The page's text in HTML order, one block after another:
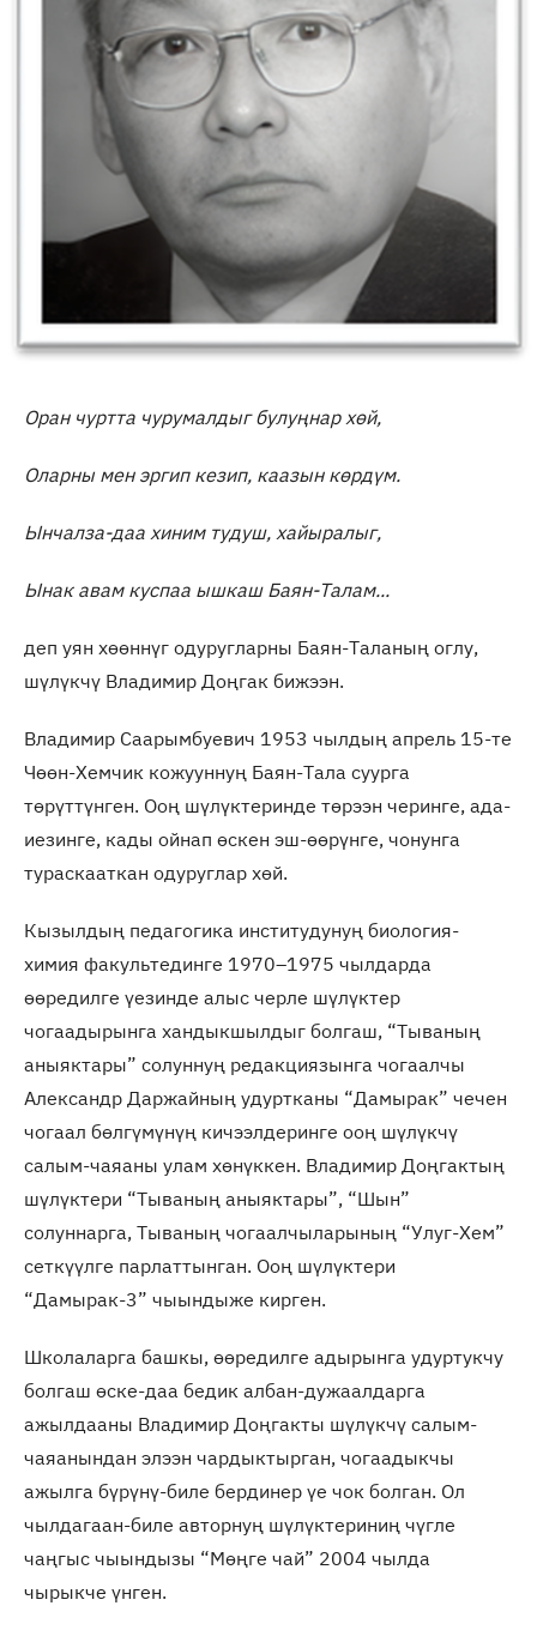
Оран чуртта чурумалдыг булуңнар хөй,
Оларны мен эргип кезип, каазын көрдүм.
Ынчалза-даа хиним тудуш, хайыралыг,
Ынак авам куспаа ышкаш Баян-Талам...
деп уян хөөннүг одуругларны Баян-Таланың оглу,
шүлүкчү Владимир Доңгак бижээн.
Владимир Саарымбуевич 1953 чылдың апрель 15-те
Чөөн-Хемчик кожууннуң Баян-Тала суурга
төрүттүнген. Ооң шүлүктеринде төрээн черинге, ада-
иезинге, кады ойнап өскен эш-өөрүнге, чонунга
тураскааткан одуруглар хөй.
Кызылдың педагогика институдунуң биология-
химия факультединге 1970–1975 чылдарда
өөредилге үезинде алыс черле шүлүктер
чогаадырынга хандыкшылдыг болгаш, “Тываның
аныяктары” солуннуң редакциязынга чогаалчы
Александр Даржайның удуртканы “Дамырак” чечен
чогаал бөлгүмүнүң кичээлдеринге ооң шүлүкчү
салым-чаяаны улам хөнүккен. Владимир Доңгактың
шүлүктери “Тываның аныяктары”, “Шын”
солуннарга, Тываның чогаалчыларының “Улуг-Хем”
сеткүүлге парлаттынган. Ооң шүлүктери
“Дамырак-3” чыындыже кирген.
Школаларга башкы, өөредилге адырынга удуртукчу
болгаш өске-даа бедик албан-дужаалдарга
ажылдааны Владимир Доңгакты шүлүкчү салым-
чаяанындан элээн чардыктырган, чогаадыкчы
ажылга бүрүнү-биле бердинер үе чок болган. Ол
чылдагаан-биле авторнуң шүлүктериниң чүгле
чаңгыс чыындызы “Мөңге чай” 2004 чылда
чырыкче үнген.